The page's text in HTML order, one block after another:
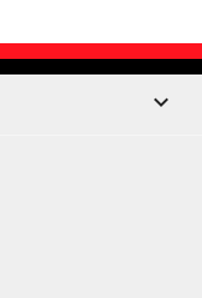
keyboard_arrow_down